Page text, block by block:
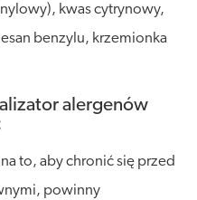
kwas cytrynowy,
benzylu, krzemionka
alergenów
to, aby chronić się przed
powinny